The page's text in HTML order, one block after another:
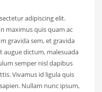
adipiscing elit.
maximus quis quam ac
gravida sem, et gravida
augue dictum, malesuada
semper nisl dapibus
Vivamus id ligula quis
Nullam nunc ipsum,